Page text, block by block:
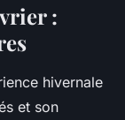
:
hivernale
et son